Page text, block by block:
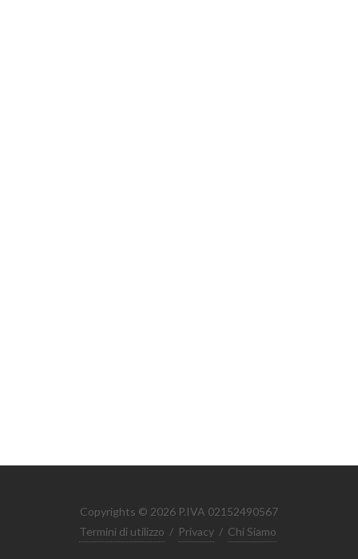
Copyrights © 2026 P.IVA 02152490567
Termini di utilizzo / Privacy / Chi Siamo